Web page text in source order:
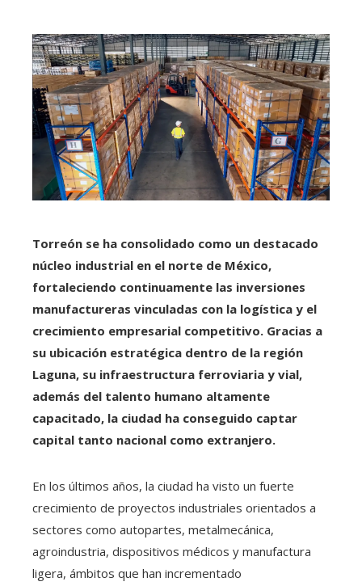
Torreón se ha consolidado como un destacado
núcleo industrial en el norte de México,
fortaleciendo continuamente las inversiones
manufactureras vinculadas con la logística y el
crecimiento empresarial competitivo. Gracias a
su ubicación estratégica dentro de la región
Laguna, su infraestructura ferroviaria y vial,
además del talento humano altamente
capacitado, la ciudad ha conseguido captar
capital tanto nacional como extranjero.
En los últimos años, la ciudad ha visto un fuerte
crecimiento de proyectos industriales orientados a
sectores como autopartes, metalmecánica,
agroindustria, dispositivos médicos y manufactura
ligera, ámbitos que han incrementado